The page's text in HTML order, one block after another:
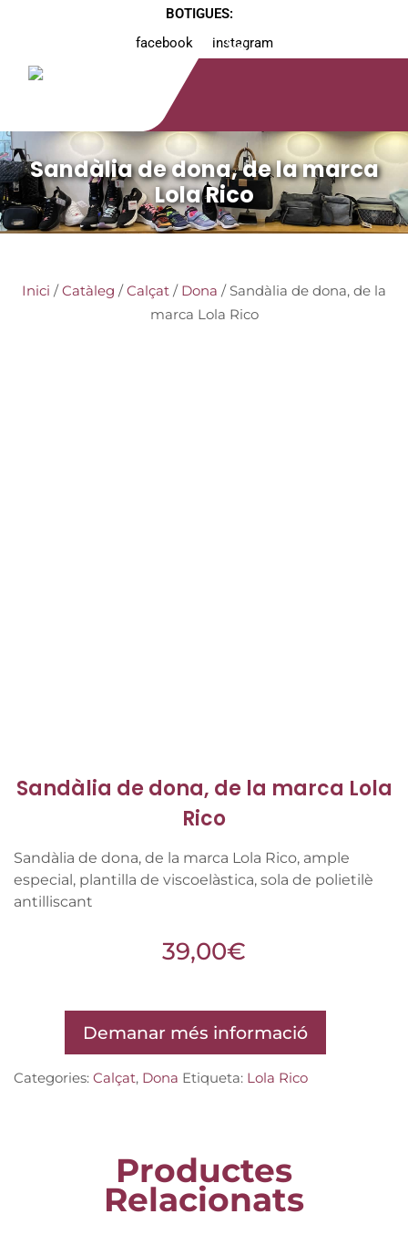
BOTIGUES:
facebook
instagram
Sandàlia de dona, de la marca
Lola Rico
Inici /Catàleg /Calçat / Dona / Sandàlia de dona, de la
marca Lola Rico
Sandàlia de dona, de la marca Lola
Rico
Sandàlia de dona, de la marca Lola Rico, ample
especial, plantilla de viscoelàstica, sola de polietilè
antilliscant
39,00€
Demanar més informació
Categories: Calçat, Dona Etiqueta: Lola Rico
Productes
Relacionats